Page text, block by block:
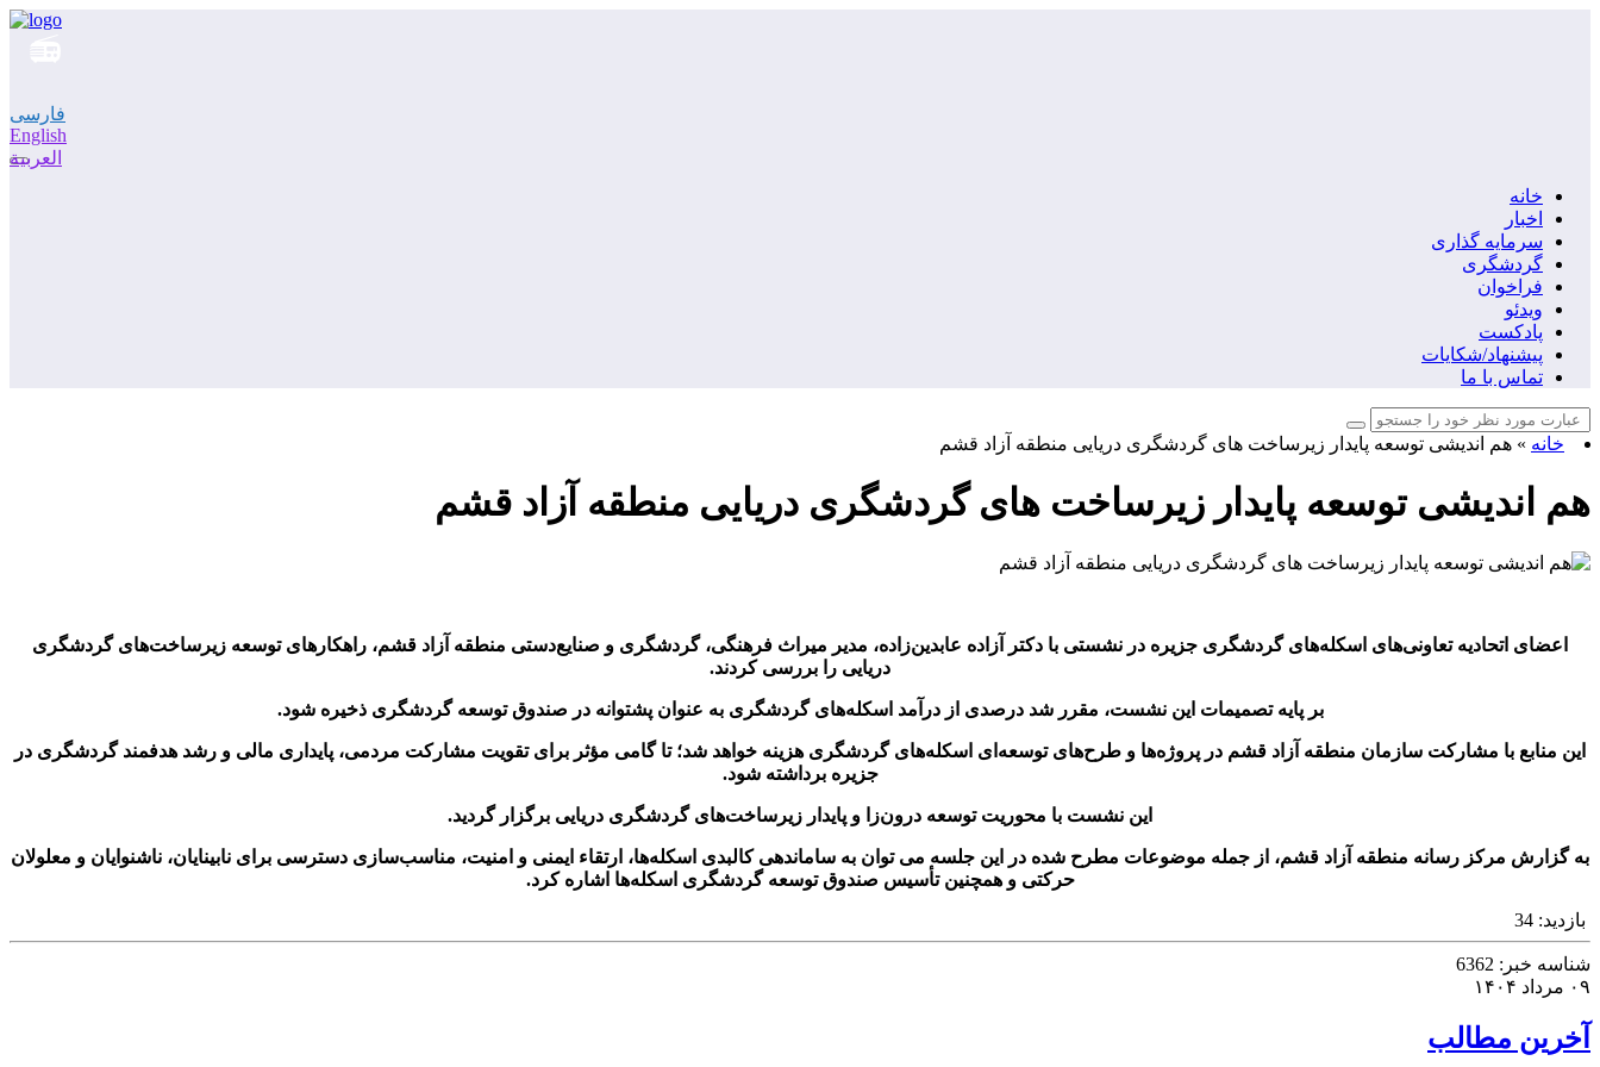
فارسی
English
العربية
خانه
اخبار
سرمایه گذاری
گردشگری
فراخوان
ویدئو
پادکست
پیشنهاد/شکایات
تماس با ما
خانه » هم اندیشی توسعه پایدار زیرساخت های گردشگری دریایی منطقه آزاد قشم
هم اندیشی توسعه پایدار زیرساخت های گردشگری دریایی منطقه آزاد قشم
اعضای اتحادیه تعاونی‌های اسکله‌های گردشگری جزیره در نشستی با دکتر آزاده عابدین‌زاده، مدیر میراث فرهنگی، گردشگری و صنایع‌دستی منطقه آزاد قشم، راهکارهای توسعه زیرساخت‌های گردشگری
دریایی را بررسی کردند.
بر پایه تصمیمات این نشست، مقرر شد درصدی از درآمد اسکله‌های گردشگری به عنوان پشتوانه در صندوق توسعه گردشگری ذخیره شود.
این منابع با مشارکت سازمان منطقه آزاد قشم در پروژه‌ها و طرح‌های توسعه‌ای اسکله‌های گردشگری هزینه خواهد شد؛ تا گامی مؤثر برای تقویت مشارکت مردمی، پایداری مالی و رشد هدفمند گردشگری در
جزیره برداشته شود.
این نشست با محوریت توسعه درون‌زا و پایدار زیرساخت‌های گردشگری دریایی برگزار گردید.
به گزارش مرکز رسانه منطقه آزاد قشم، از جمله موضوعات مطرح شده در این جلسه می توان به ساماندهی کالبدی اسکله‌ها، ارتقاء ایمنی و امنیت، مناسب‌سازی دسترسی برای نابینایان، ناشنوایان و معلولان
حرکتی و همچنین تأسیس صندوق توسعه گردشگری اسکله‌ها اشاره کرد.
بازدید: 34
شناسه خبر:
۰۹ مرداد ۱۴۰۴
آخرین مطالب